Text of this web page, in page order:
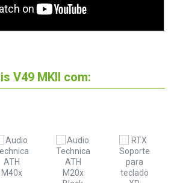
V49 MKII com: